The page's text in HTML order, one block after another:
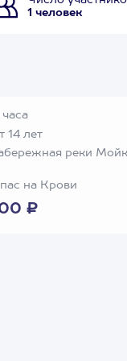
1 человек
часа
14 лет
реки
на Крови
₽